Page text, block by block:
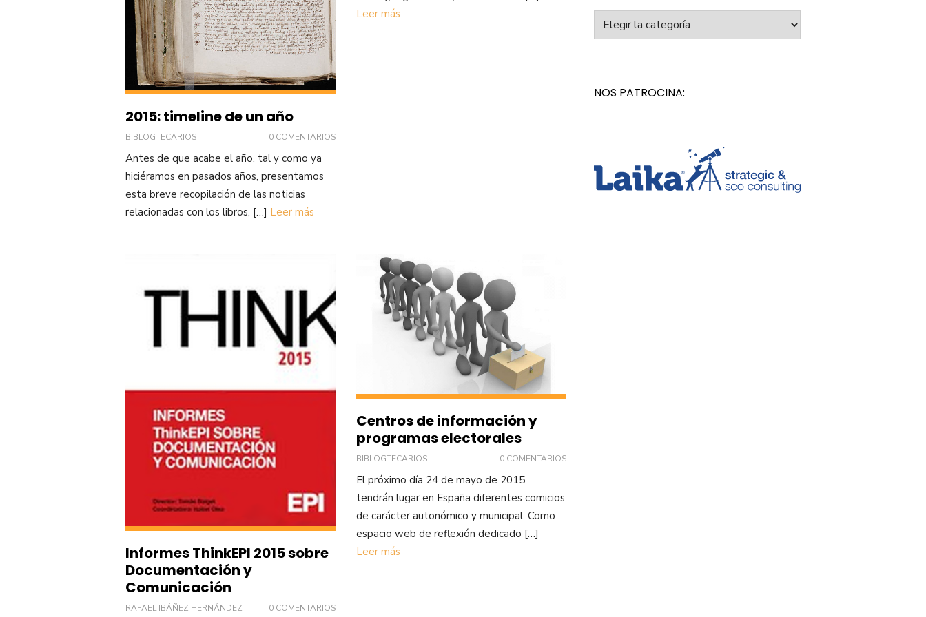
2015: timeline de un año
BIBLOGTECARIOS 0 COMENTARIOS
Antes de que acabe el año, tal y como ya
hiciéramos en pasados años, presentamos
esta breve recopilación de las noticias
relacionadas con los libros, […] Leer más
Leer más
Informes ThinkEPI 2015 sobre
Documentación y
Comunicación
RAFAEL IBÁÑEZ HERNÁNDEZ 0 COMENTARIOS
Centros de información y
programas electorales
BIBLOGTECARIOS 0 COMENTARIOS
El próximo día 24 de mayo de 2015
tendrán lugar en España diferentes comicios
de carácter autonómico y municipal. Como
espacio web de reflexión dedicado […]
Leer más
NOS PATROCINA: